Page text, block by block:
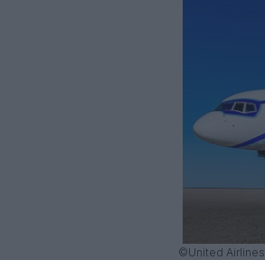
©United Airlines